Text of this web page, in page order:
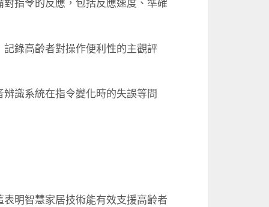
指令的反應，包括反應速度、 準確
記錄高齡者對操作便利性的主觀評
辨識系統在指令變化時的失誤等問
表明智慧家居技術能有效支援高齡者